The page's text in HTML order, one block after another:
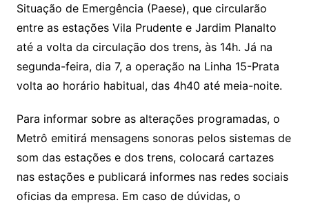
Situação de Emergência (Paese), que circularão
entre as estações Vila Prudente e Jardim Planalto
até a volta da circulação dos trens, às 14h. Já na
segunda-feira, dia 7, a operação na Linha 15-Prata
volta ao horário habitual, das 4h40 até meia-noite.
Para informar sobre as alterações programadas, o
Metrô emitirá mensagens sonoras pelos sistemas de
som das estações e dos trens, colocará cartazes
nas estações e publicará informes nas redes sociais
oficias da empresa. Em caso de dúvidas, o